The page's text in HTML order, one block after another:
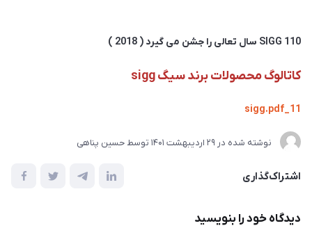
SIGG 110 سال تعالی را جشن می گیرد ( 2018 )
کاتالوگ محصولات برند سیگ sigg
11_sigg.pdf
نوشته شده در 29 ارديبهشت 1401 توسط حسین پناهی
اشتراک‌گذاری
دیدگاه خود را بنویسید